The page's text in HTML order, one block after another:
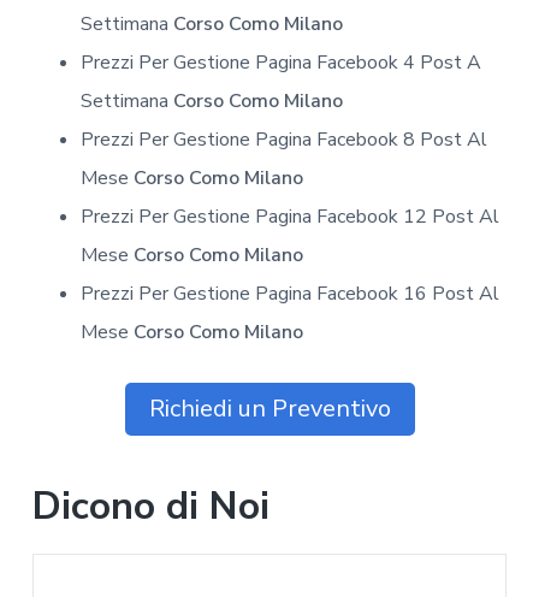
Settimana Corso Como Milano
Prezzi Per Gestione Pagina Facebook 4 Post A
Settimana Corso Como Milano
Prezzi Per Gestione Pagina Facebook 8 Post Al
Mese Corso Como Milano
Prezzi Per Gestione Pagina Facebook 12 Post Al
Mese Corso Como Milano
Prezzi Per Gestione Pagina Facebook 16 Post Al
Mese Corso Como Milano
Richiedi un Preventivo
Dicono di Noi